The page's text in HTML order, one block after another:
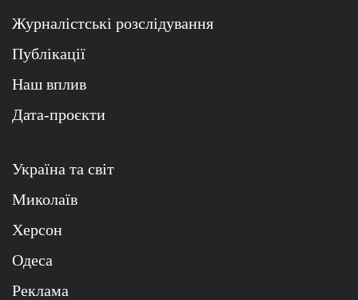
Журналістські розслідування
Публікації
Наш вплив
Дата-проєкти
Україна та світ
Миколаїв
Херсон
Одеса
Реклама